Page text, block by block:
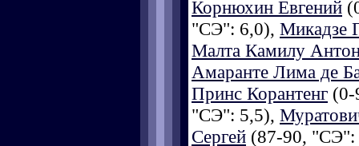
Корнюхин Евгений
"СЭ": 6,0), Микадзе
Малта Камилу
Амаранте Лима де
Принс Корантенг
"СЭ": 5,5),
Сергей (87-90,